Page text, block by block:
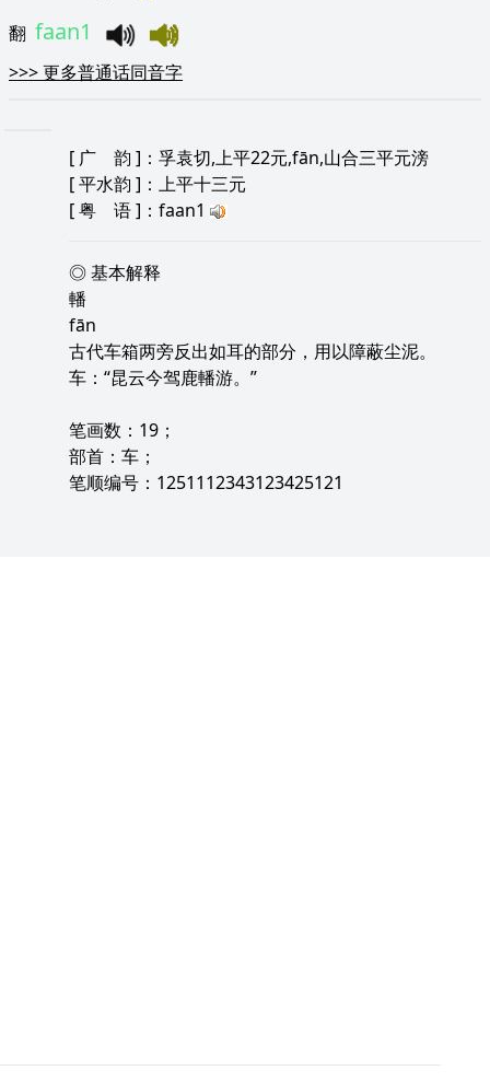
翻 faan1
>>>更多普通话同音字
[ 广 韵 ]：孚袁切,上平22元,fān,山合三平元滂
[平水韵 ]：上平十三元
[粤 语]：faan1
◎ 基本解释
轓
fān
古代车箱两旁反出如耳的部分，用以障蔽尘泥。
车：“昆云今驾鹿轓游。”
笔画数：19；
部首：车；
笔顺编号：1251112343123425121